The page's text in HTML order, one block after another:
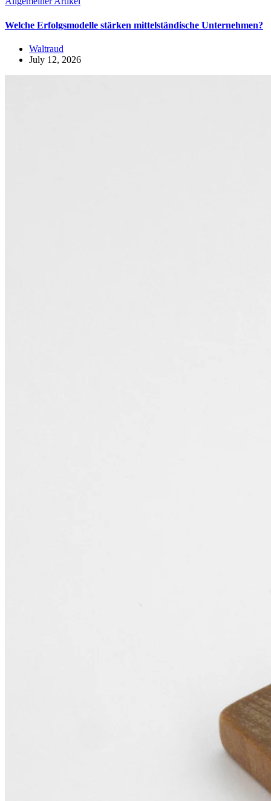
Welche Erfolgsmodelle stärken mittelständische Unternehmen?
Waltraud
July 12, 2026